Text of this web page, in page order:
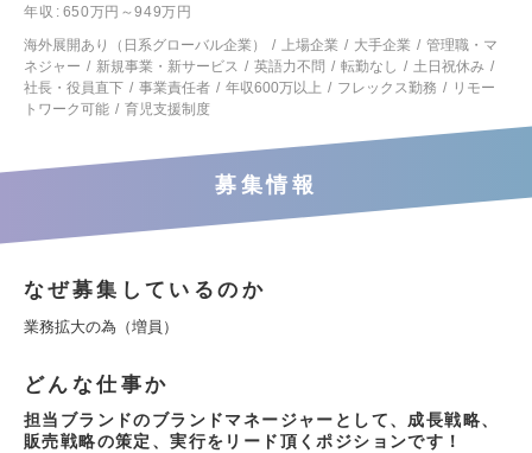
年収
650万円～949万円
海外展開あり（日系グローバル企業）
上場企業 大手企業
管理職・マ
ネジャー
新規事業・新サービス 英語力不問 転勤なし
土日祝休み
社長・役員直下
事業責任者 年収600万以上 フレックス勤務
リモー
トワーク可能
育児支援制度
募集情報
なぜ募集しているのか
業務拡大の為（増員）
どんな仕事か
担当ブランドのブランドマネージャーとして、成長戦略、
販売戦略の策定、実行をリード頂くポジションです！